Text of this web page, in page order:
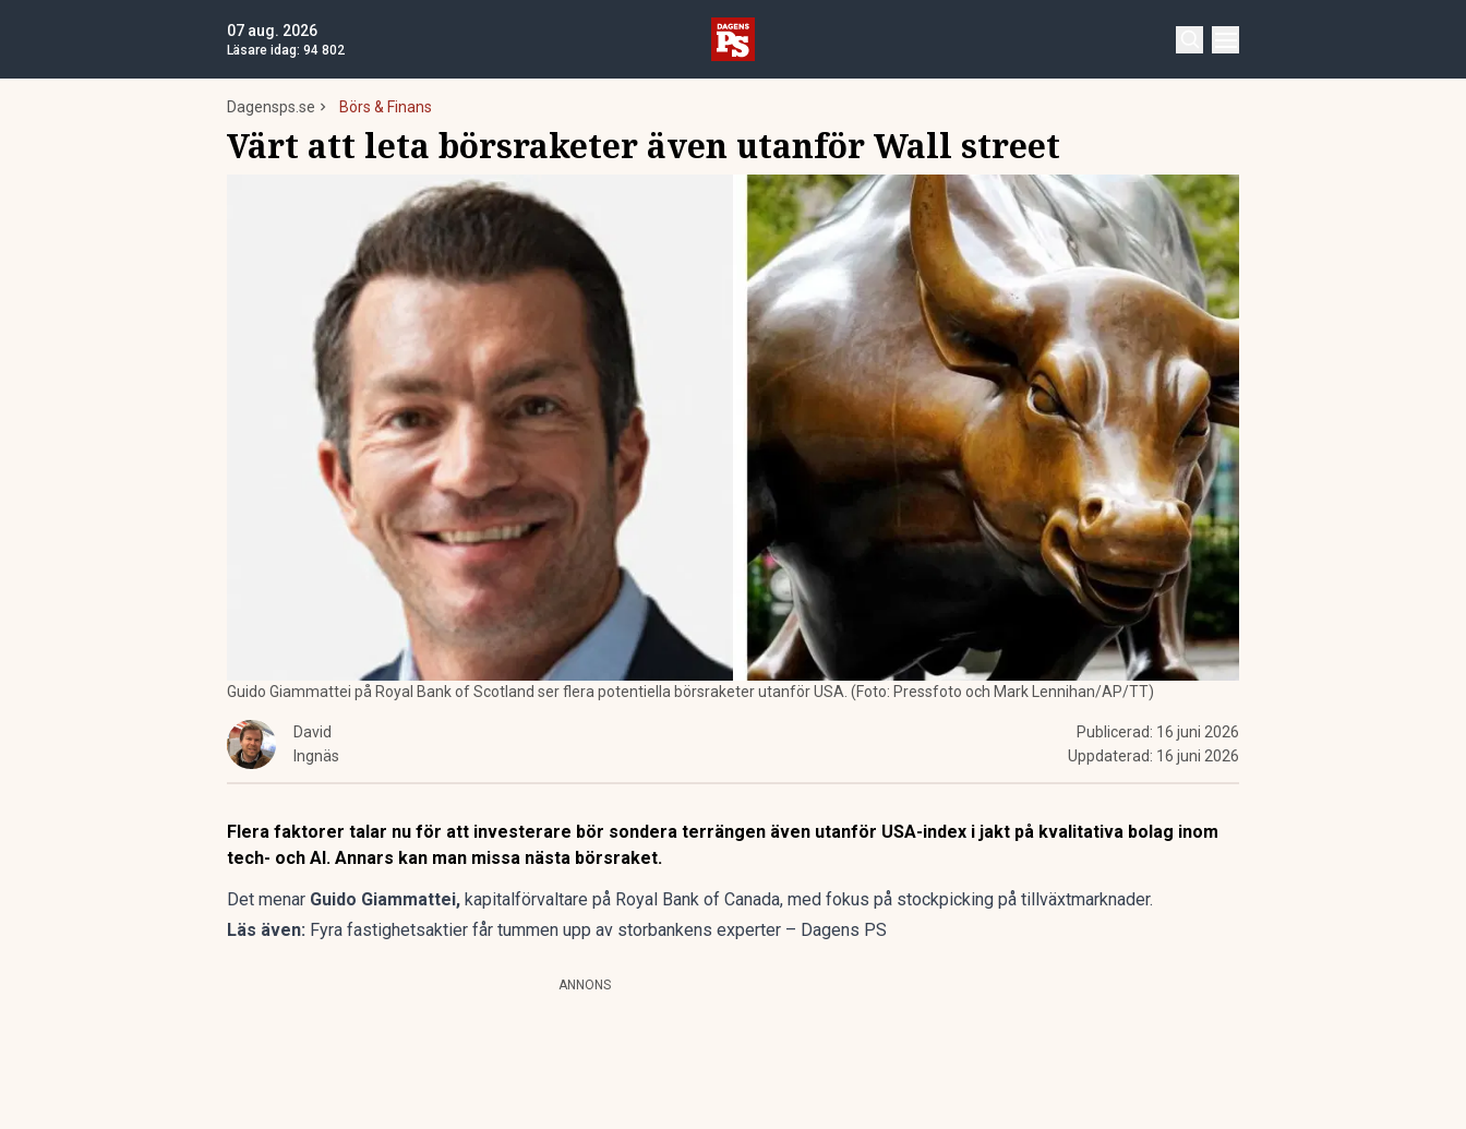
07 aug. 2026
Läsare idag: 94 802
Dagensps.se Börs & Finans
Värt att leta börsraketer även utanför Wall street
Guido Giammattei på Royal Bank of Scotland ser flera potentiella börsraketer utanför USA. (Foto: Pressfoto och Mark Lennihan/AP/TT)
David
Ingnäs
Publicerad: 16 juni 2026
Uppdaterad: 16 juni 2026
Flera faktorer talar nu för att investerare bör sondera terrängen även utanför USA-index i jakt på kvalitativa bolag inom
tech- och AI. Annars kan man missa nästa börsraket.
Det menar Guido Giammattei, kapitalförvaltare på Royal Bank of Canada, med fokus på stockpicking på tillväxtmarknader.
Läs även: Fyra fastighetsaktier får tummen upp av storbankens experter – Dagens PS
ANNONS